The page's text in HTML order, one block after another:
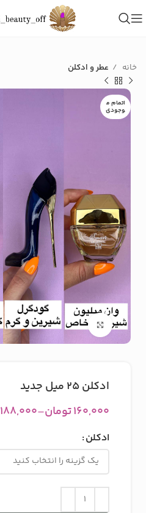
خانه عطر و ادکلن
اتمام م
وجودی
بزرگنمایی تصویر
ادکلن ۲۵ میل جدید
۱۶۰,۰۰۰تومان–۱۸۸,۰۰۰
ادکلن